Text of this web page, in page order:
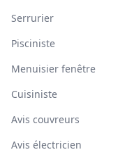
Serrurier
Pisciniste
Menuisier fenêtre
Cuisiniste
Avis couvreurs
Avis électricien